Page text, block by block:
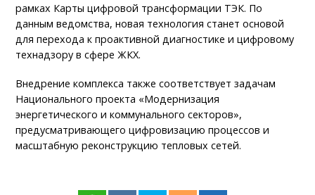
рамках Карты цифровой трансформации ТЭК. По
данным ведомства, новая технология станет основой
для перехода к проактивной диагностике и цифровому
технадзору в сфере ЖКХ.
Внедрение комплекса также соответствует задачам
Национального проекта «Модернизация
энергетического и коммунального секторов»,
предусматривающего цифровизацию процессов и
масштабную реконструкцию тепловых сетей.